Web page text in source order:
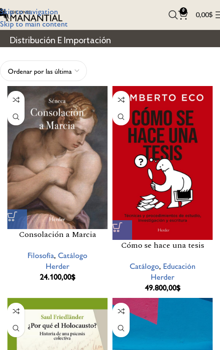
Skip to navigation
Skip to main content
0 0,00$
Distribución E Importación
Consolación a Marcia
Filosofía, Catálogo
Herder
24.100,00$
Cómo se hace una tesis
Catálogo, Educación
Herder
49.800,00$